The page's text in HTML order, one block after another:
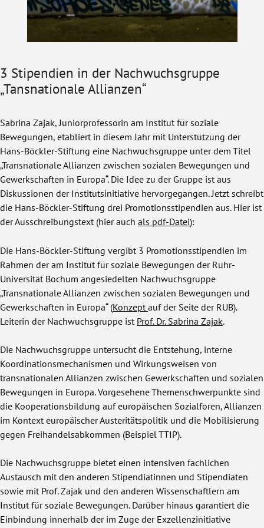
3 Stipendien in der Nachwuchsgruppe
„Tansnationale Allianzen“
Sabrina Zajak, Juniorprofessorin am Institut für soziale
Bewegungen, etabliert in diesem Jahr mit Unterstützung der
Hans-Böckler-Stiftung eine Nachwuchsgruppe unter dem Titel
„Transnationale Allianzen zwischen sozialen Bewegungen und
Gewerkschaften in Europa“. Die Idee zu der Gruppe ist aus
Diskussionen der Institutsinitiative hervorgegangen. Jetzt schreibt
die Hans-Böckler-Stiftung drei Promotionsstipendien aus. Hier ist
der Ausschreibungstext (hier auch als pdf-Datei):
Die Hans-Böckler-Stiftung vergibt 3 Promotionsstipendien im
Rahmen der am Institut für soziale Bewegungen der Ruhr-
Universität Bochum angesiedelten Nachwuchsgruppe
„Transnationale Allianzen zwischen sozialen Bewegungen und
Gewerkschaften in Europa“ (Konzeptauf der Seite der RUB).
Leiterin der Nachwuchsgruppe ist Prof. Dr. Sabrina Zajak.
Die Nachwuchsgruppe untersucht die Entstehung, interne
Koordinationsmechanismen und Wirkungsweisen von
transnationalen Allianzen zwischen Gewerkschaften und sozialen
Bewegungen in Europa. Vorgesehene Themenschwerpunkte sind
die Kooperationsbildung auf europäischen Sozialforen, Allianzen
im Kontext europäischer Austeritätspolitik und die Mobilisierung
gegen Freihandelsabkommen (Beispiel TTIP).
Die Nachwuchsgruppe bietet einen intensiven fachlichen
Austausch mit den anderen Stipendiatinnen und Stipendiaten
sowie mit Prof. Zajak und den anderen Wissenschaftlern am
Institut für soziale Bewegungen. Darüber hinaus garantiert die
Einbindung innerhalb der im Zuge der Exzellenzinitiative